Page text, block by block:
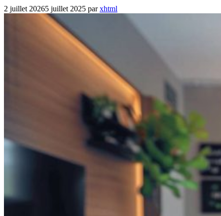
2 juillet 20265 juillet 2025 parxhtml